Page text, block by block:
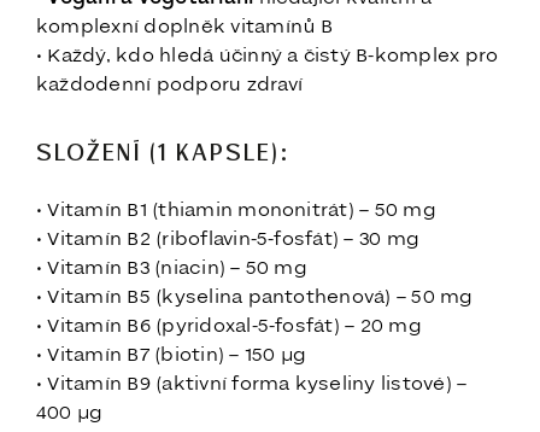
komplexní doplněk vitamínů B
• Každý, kdo hledá účinný a čistý B-komplex pro
každodenní podporu zdraví
SLOŽENÍ (1 KAPSLE):
• Vitamín B1 (thiamin mononitrát) – 50 mg
• Vitamín B2 (riboflavin-5-fosfát) – 30 mg
• Vitamín B3 (niacin) – 50 mg
• Vitamín B5 (kyselina pantothenová) – 50 mg
• Vitamín B6 (pyridoxal-5-fosfát) – 20 mg
• Vitamín B7 (biotin) – 150 µg
• Vitamín B9 (aktivní forma kyseliny listové) –
400 µg